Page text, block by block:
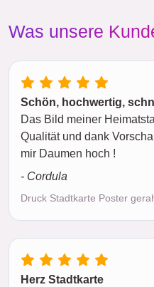
Was unsere
Schön, hochwertig,
Das Bild meiner
Qualität und dank
mir Daumen hoch !
- Cordula
Druck Stadtkarte Poster
Herz Stadtkarte